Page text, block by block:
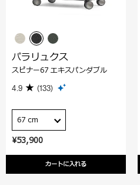
¥53,900
カートに入れる
パラリュクス
スピナー67 エキスパンダブル
4.9 (133)
67 cm